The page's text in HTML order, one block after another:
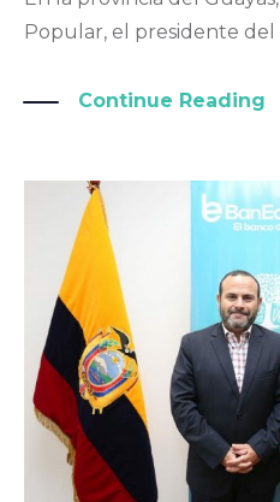
Popular, el presidente
Continue Reading